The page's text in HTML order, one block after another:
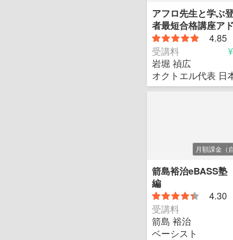
アフロ先生と学ぶ
者最短合格講座ア
4.85
受講料
岩堀 禎広
オクトエル代表 日
月額課金（
箭島裕治eBASS
編
4.30
受講料
箭島 裕治
ベーシスト